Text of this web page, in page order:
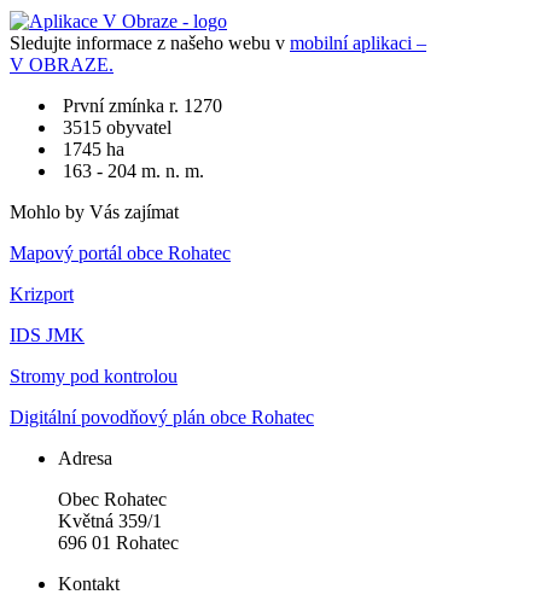
Sledujte informace z našeho webu v mobilní aplikaci –
V OBRAZE.
První zmínka r. 1270
3515 obyvatel
1745 ha
163 - 204 m. n. m.
Mohlo by Vás zajímat
Mapový portál obce Rohatec
Krizport
IDS JMK
Stromy pod kontrolou
Digitální povodňový plán obce Rohatec
Adresa
Obec Rohatec
Květná 359/1
696 01 Rohatec
Kontakt